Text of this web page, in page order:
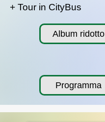
+ Tour in CityBus
Album ridotto
Programma